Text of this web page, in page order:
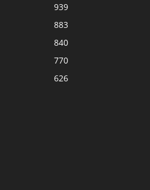
939
883
840
770
626